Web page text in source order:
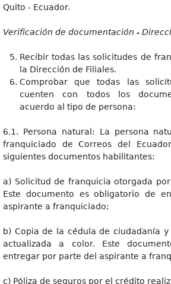
Quito - Ecuador.
Verificación de documentación -
Recibir todas las solicitudes de
la Dirección de Filiales.
Comprobar que todas las
cuenten con todos los
acuerdo al tipo de persona:
6.1. Persona natural: La persona
franquiciado de Correos del
siguientes documentos habilitantes:
a) Solicitud de franquicia otorgada
Este documento es obligatorio de
aspirante a franquiciado;
b) Copia de la cédula de ciudadanía
actualizada a color. Este
entregar por parte del aspirante a
c) Póliza de seguros por el crédito